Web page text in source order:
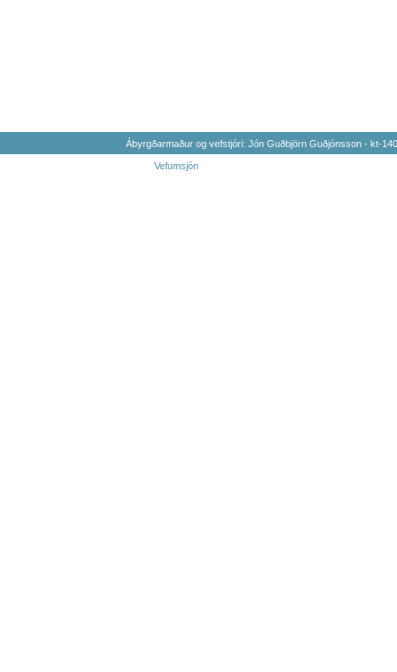
Ábyrgðarmaður og vefstjóri: Jón Guðbjörn Guðjónsson - kt-
Vefumsjón